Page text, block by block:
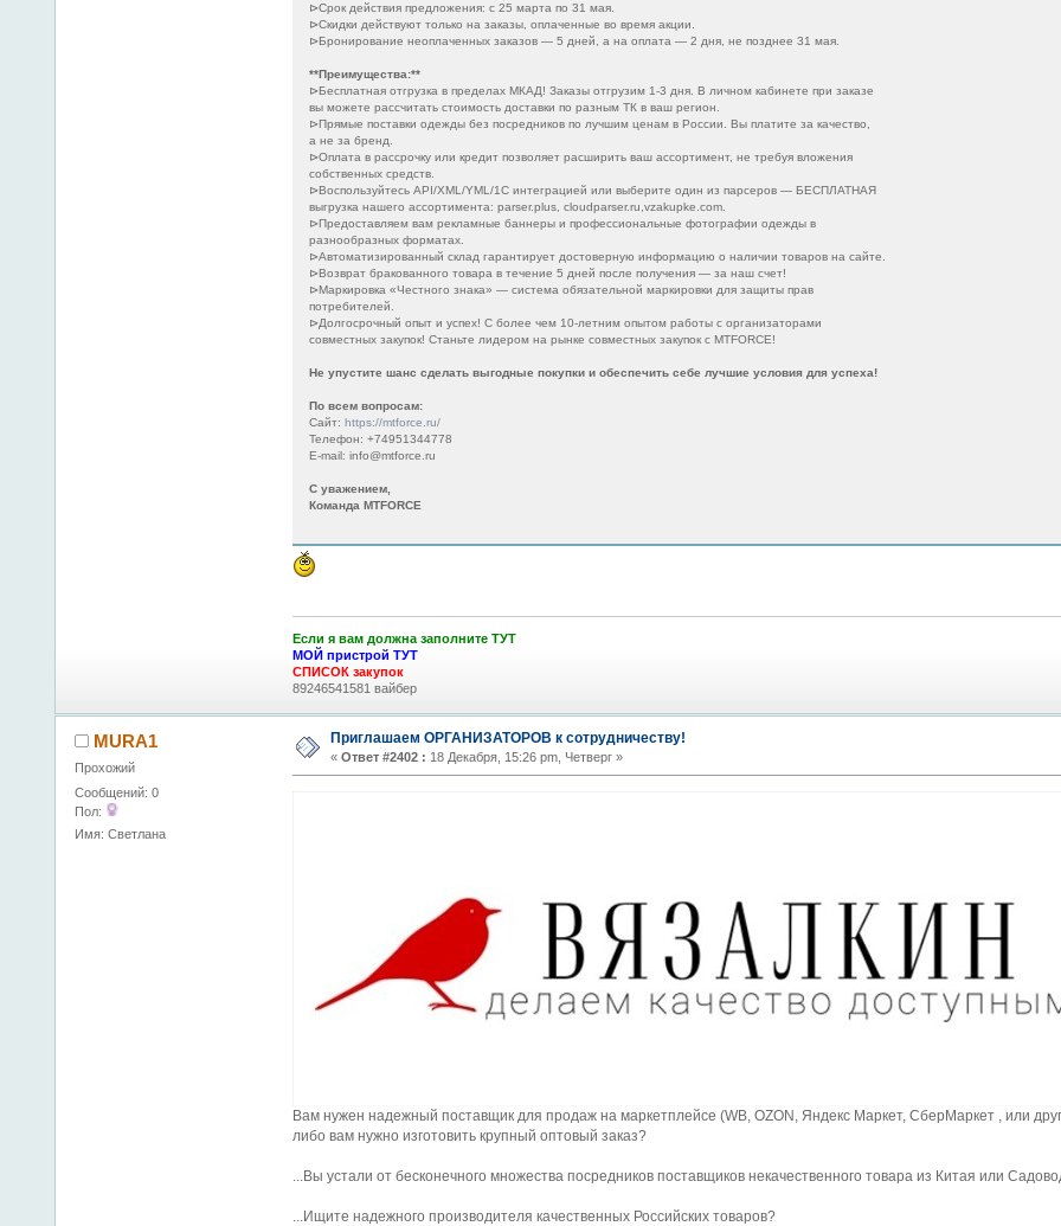
⊳Срок действия предложения: с 25 марта по 31 мая.
⊳Скидки действуют только на заказы, оплаченные во время акции.
⊳Бронирование неоплаченных заказов — 5 дней, а на оплата — 2 дня, не позднее 31 мая.
**Преимущества:**
⊳Бесплатная отгрузка в пределах МКАД! Заказы отгрузим 1-3 дня. В личном кабинете при заказе
вы можете рассчитать стоимость доставки по разным ТК в ваш регион.
⊳Прямые поставки одежды без посредников по лучшим ценам в России. Вы платите за качество,
а не за бренд.
⊳Оплата в рассрочку или кредит позволяет расширить ваш ассортимент, не требуя вложения
собственных средств.
⊳Воспользуйтесь API/XML/YML/1C интеграцией или выберите один из парсеров — БЕСПЛАТНАЯ
выгрузка нашего ассортимента: parser.plus, cloudparser.ru,vzakupke.com.
⊳Предоставляем вам рекламные баннеры и профессиональные фотографии одежды в
разнообразных форматах.
⊳Автоматизированный склад гарантирует достоверную информацию о наличии товаров на сайте.
⊳Возврат бракованного товара в течение 5 дней после получения — за наш счет!
⊳Маркировка «Честного знака» — система обязательной маркировки для защиты прав
потребителей.
⊳Долгосрочный опыт и успех! С более чем 10-летним опытом работы с организаторами
совместных закупок! Станьте лидером на рынке совместных закупок с MTFORCE!
Не упустите шанс сделать выгодные покупки и обеспечить себе лучшие условия для успеха!
По всем вопросам:
Сайт: https://mtforce.ru/
Телефон: +74951344778
E-mail: info@mtforce.ru
С уважением,
Команда MTFORCE
Если я вам должна заполните ТУТ
МОЙ пристрой ТУТ
СПИСОК закупок
89246541581 вайбер
MURA1
Прохожий
Сообщений: 0
Пол:
Имя: Светлана
Приглашаем ОРГАНИЗАТОРОВ к сотрудничеству!
« Ответ #2402 : 18 Декабря, 15:26 pm, Четверг »
Вам нужен надежный поставщик для продаж на маркетплейсе (WB, OZON, Яндекс Маркет, СберМаркет , или
либо вам нужно изготовить крупный оптовый заказ?
...Вы устали от бесконечного множества посредников поставщиков некачественного товара из Китая или
...Ищите надежного производителя качественных Российских товаров?